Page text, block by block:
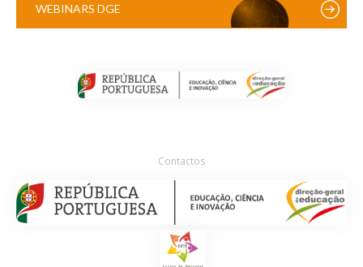
WEBINARS DGE
Contactos